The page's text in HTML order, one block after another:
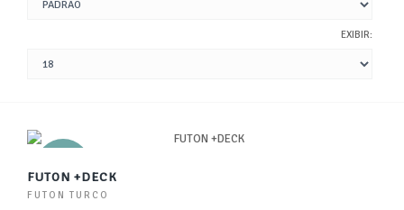
EXIBIR:
FUTON +DECK
FUTON TURCO